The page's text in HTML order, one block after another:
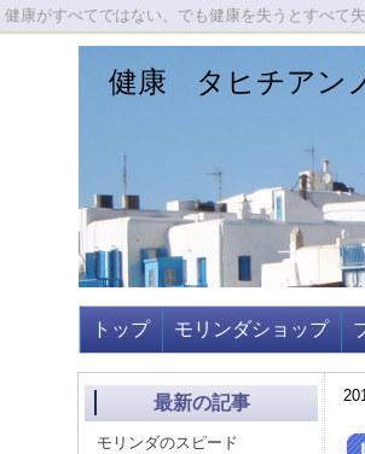
健康がすべてではない、でも健康を失うとすべ
健康 タヒチアン
トップ モリンダショップ
最新の記事
モリンダのスピード